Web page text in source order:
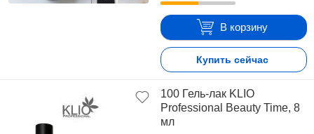
В корзину
Купить сейчас
100 Гель-лак KLIO
Professional Beauty Time, 8
мл